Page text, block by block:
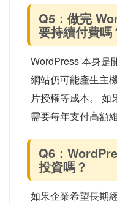
Q5：做完
要持續付費嗎
WordPress 本身是
網站仍可能產生主
片授權等成本。 如
需要每年支付高額維
Q6：
投資嗎？
如果企業希望長期